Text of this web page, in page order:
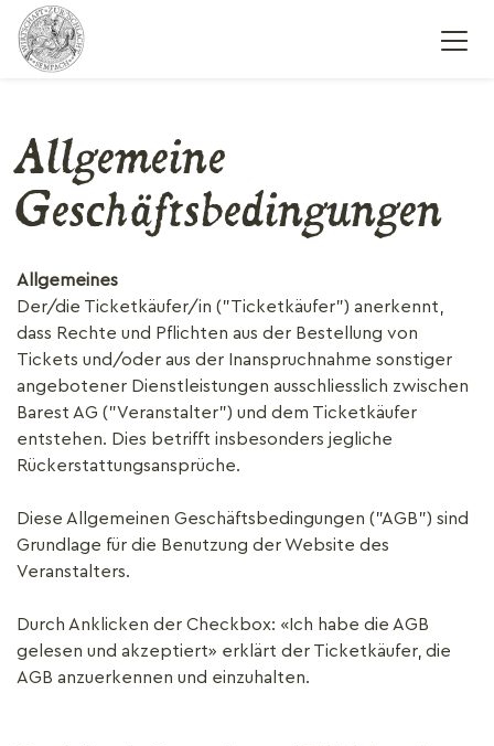
Allgemeine
Geschäftsbedingungen
Allgemeines
Der/die Ticketkäufer/in ("Ticketkäufer") anerkennt,
dass Rechte und Pflichten aus der Bestellung von
Tickets und/oder aus der Inanspruchnahme sonstiger
angebotener Dienstleistungen ausschliesslich zwischen
Barest AG ("Veranstalter") und dem Ticketkäufer
entstehen. Dies betrifft insbesonders jegliche
Rückerstattungsansprüche.
Diese Allgemeinen Geschäftsbedingungen ("AGB") sind
Grundlage für die Benutzung der Website des
Veranstalters.
Durch Anklicken der Checkbox: «Ich habe die AGB
gelesen und akzeptiert» erklärt der Ticketkäufer, die
AGB anzuerkennen und einzuhalten.